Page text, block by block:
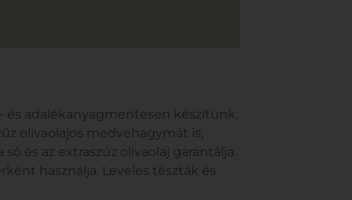
és adalékanyagmentesen készítünk,
olivaolajos medvehagymát is,
és az extraszűz olivaolaj garantálja.
használja. Leveles tészták és